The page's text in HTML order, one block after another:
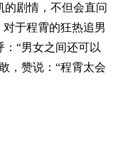
剧情，不但会直问
于程霄的狂热追男
“男女之间还可以
，赞说：“程霄太会